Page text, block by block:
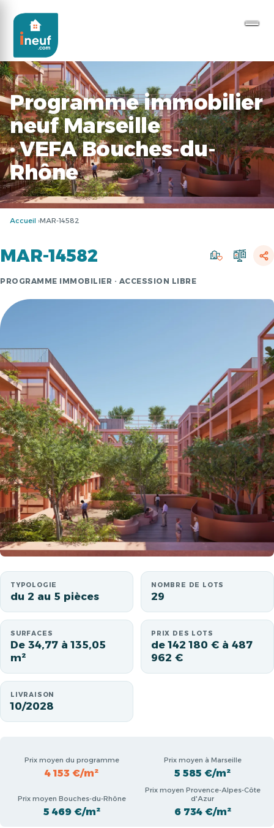
Programme immobilier
neuf Marseille
· VEFA Bouches-du-
Rhône
Accueil MAR-14582
MAR-14582
PROGRAMME IMMOBILIER · ACCESSION LIBRE
TYPOLOGIE
du 2 au 5 pièces
NOMBRE DE LOTS
29
SURFACES
De 34,77 à 135,05
m²
PRIX DES LOTS
de 142 180 € à 487
962 €
LIVRAISON
10/2028
Prix moyen du programme
4 153 €/m²
Prix moyen à Marseille
5 585 €/m²
Prix moyen Bouches-du-Rhône
5 469 €/m²
Prix moyen Provence-Alpes-Côte
d'Azur
6 734 €/m²